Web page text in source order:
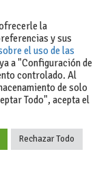
la
y sus
el uso de las
a "Configuración de
controlado. Al
de solo
Todo", acepta el
Rechazar Todo